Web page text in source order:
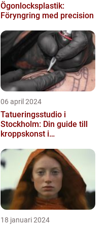
Ögonlocksplastik:
Föryngring med precision
06 april 2024
Tatueringsstudio i
Stockholm: Din guide till
kroppskonst i
18 januari 2024